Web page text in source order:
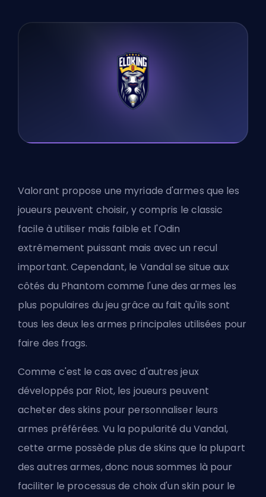
Valorant propose une myriade d'armes que les
joueurs peuvent choisir, y compris le classic
facile à utiliser mais faible et l'Odin
extrêmement puissant mais avec un recul
important. Cependant, le Vandal se situeaux
côtés du Phantom comme l'une des armes les
plus populaires du jeu grâce au fait qu'ils sont
tous les deux les armes principales utilisées pour
faire des frags.
Comme c'est le cas avec d'autres jeux
développés par Riot, les joueurs peuvent
acheter des skins pour personnaliser leurs
armes préférées. Vu la popularité du Vandal,
cette arme possède plus de skins que la plupart
des autres armes, donc nous sommes là pour
faciliter le processus de choix d'un skin pour le